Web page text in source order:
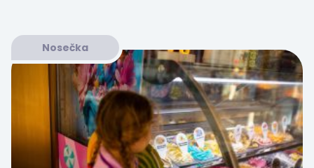
Nosečka